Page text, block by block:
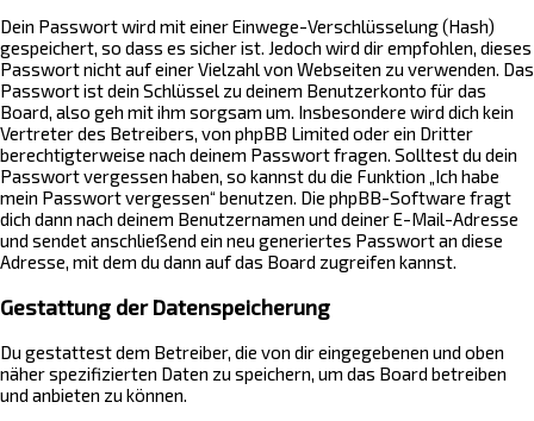
Dein Passwort wird mit einer Einwege-Verschlüsselung (Hash)
gespeichert, so dass es sicher ist. Jedoch wird dir empfohlen, dieses
Passwort nicht auf einer Vielzahl von Webseiten zu verwenden. Das
Passwort ist dein Schlüssel zu deinem Benutzerkonto für das
Board, also geh mit ihm sorgsam um. Insbesondere wird dich kein
Vertreter des Betreibers, von phpBB Limited oder ein Dritter
berechtigterweise nach deinem Passwort fragen. Solltest du dein
Passwort vergessen haben, so kannst du die Funktion „Ich habe
mein Passwort vergessen“ benutzen. Die phpBB-Software fragt
dich dann nach deinem Benutzernamen und deiner E-Mail-Adresse
und sendet anschließend ein neu generiertes Passwort an diese
Adresse, mit dem du dann auf das Board zugreifen kannst.
Gestattung der Datenspeicherung
Du gestattest dem Betreiber, die von dir eingegebenen und oben
näher spezifizierten Daten zu speichern, um das Board betreiben
und anbieten zu können.